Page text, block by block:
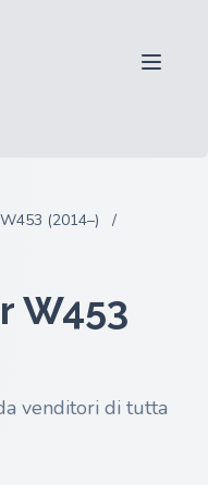
(2014–)
/
W453
venditori di tutta